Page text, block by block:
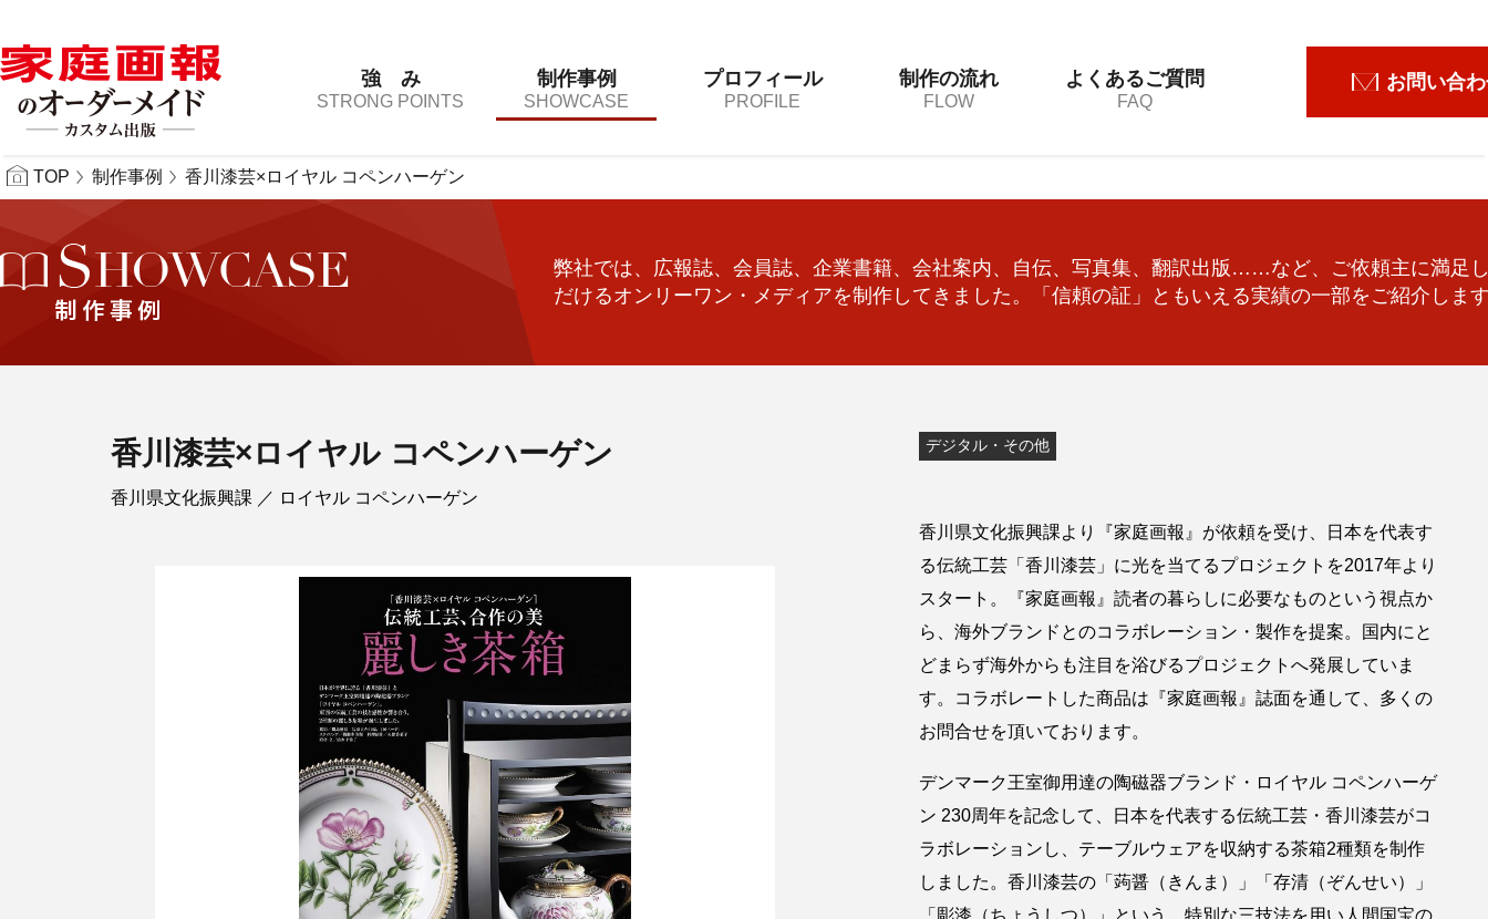
強 み
STRONG POINTS
制作事例
SHOWCASE
プロフィール
PROFILE
制作の流れ
FLOW
よくあるご質問
FAQ
お問い合
TOP 制作事例 香川漆芸×ロイヤル コペンハーゲン
弊社では、広報誌、会員誌、企業書籍、会社案内、自伝、写真集、翻訳出版……など、ご依頼主に満足
だけるオンリーワン・メディアを制作してきました。「信頼の証」ともいえる実績の一部をご紹介しま
香川漆芸×ロイヤル コペンハーゲン
香川県文化振興課 ／ ロイヤル コペンハーゲン
デジタル・その他
香川県文化振興課より『家庭画報』が依頼を受け、日本を代表す
る伝統工芸「香川漆芸」に光を当てるプロジェクトを2017年より
スタート。『家庭画報』読者の暮らしに必要なものという視点か
ら、海外ブランドとのコラボレーション・製作を提案。国内にと
どまらず海外からも注目を浴びるプロジェクトへ発展していま
す。コラボレートした商品は『家庭画報』誌面を通して、多くの
お問合せを頂いております。
デンマーク王室御用達の陶磁器ブランド・ロイヤル コペンハーゲ
ン 230周年を記念して、日本を代表する伝統工芸・香川漆芸がコ
ラボレーションし、テーブルウェアを収納する茶箱2種類を制作
しました。香川漆芸の「蒟醤（きんま）」「存清（ぞんせい）」
「彫漆（ちょうしつ）」という、特別な三技法を用い人間国宝の